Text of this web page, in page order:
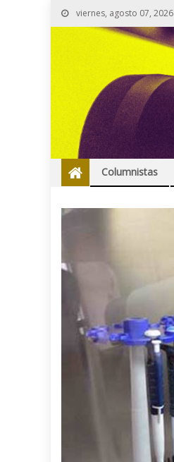
viernes, agosto 07, 2026
Columnistas